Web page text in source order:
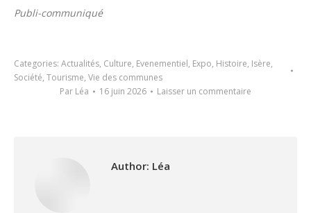
Publi-communiqué
Categories: Actualités, Culture, Evenementiel, Expo, Histoire, Isère,
Société, Tourisme, Vie des communes
Par Léa 16 juin 2026 Laisser un commentaire
Author: Léa